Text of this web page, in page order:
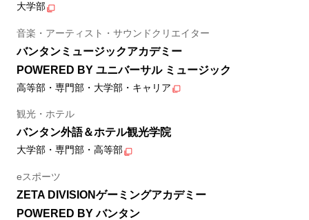
大学部
音楽・アーティスト・サウンドクリエイター
バンタンミュージックアカデミー
POWERED BY ユニバーサル ミュージック
高等部・専門部・大学部・キャリア
観光・ホテル
バンタン外語＆ホテル観光学院
大学部・専門部・高等部
eスポーツ
ZETA DIVISIONゲーミングアカデミー
POWERED BY バンタン